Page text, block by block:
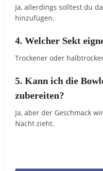
Ja, allerdings solltest du
hinzufügen.
4. Welcher Sekt
Trockener oder
5. Kann ich die
zubereiten?
Ja, aber der Geschmack
Nacht zieht.